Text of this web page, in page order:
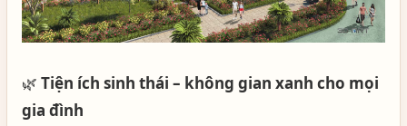
🌿 Tiện ích sinh thái – không gian xanh cho mọi
gia đình